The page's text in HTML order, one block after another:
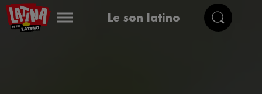
Le son latino